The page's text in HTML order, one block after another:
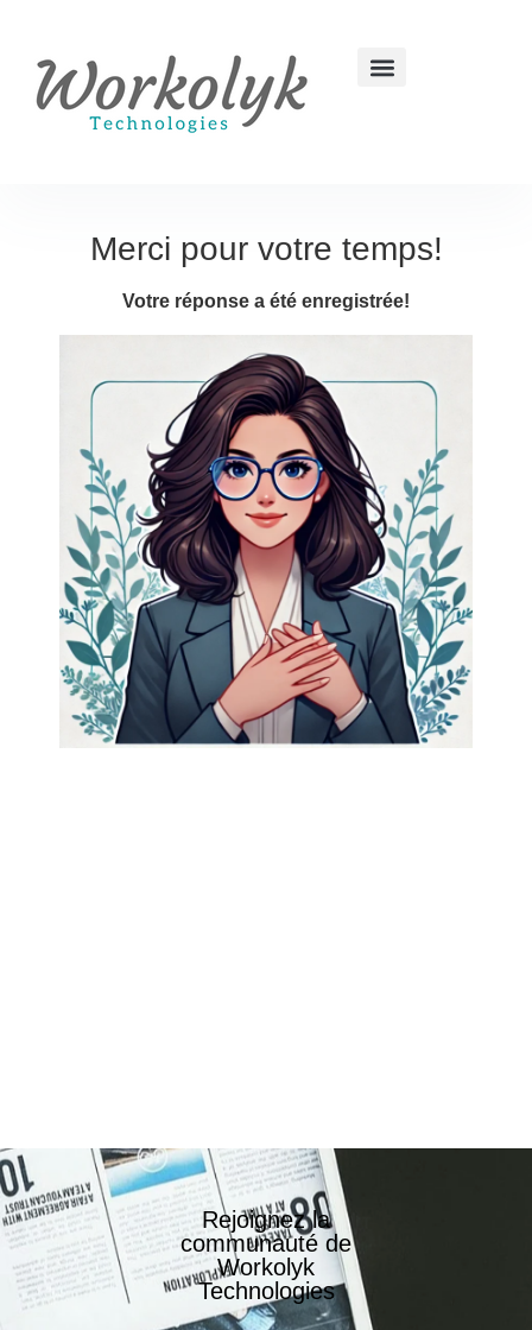
Merci pour votre temps!
Votre réponse a été enregistrée!
Rejoignez la
communauté de
Workolyk
Technologies